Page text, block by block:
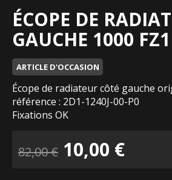
ÉCOPE DE
GAUCHE 1000
ARTICLE D'OCCASION
Écope de radiateur côté gauche
référence : 2D1-1240J-00-P0
Fixations OK
82,00€ Le
10,00 €Le